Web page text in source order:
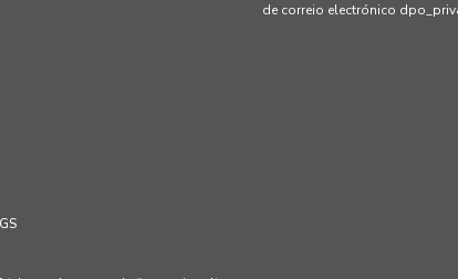
de correio electrónico